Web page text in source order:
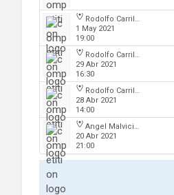
Rodolfo Carrillo
1 May 2021
19:00
Rodolfo Carrillo
29 Abr 2021
16:30
Rodolfo Carrillo
28 Abr 2021
14:00
Angel Malvicino
20 Abr 2021
21:00